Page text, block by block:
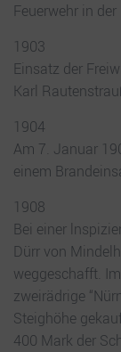
Feuerwehr in
1903
Einsatz der
Karl
1904
Am 7. Januar
einem
1908
Bei einer
Dürr von
weggeschafft.
zweirädrige
Steighöhe
400 Mark der